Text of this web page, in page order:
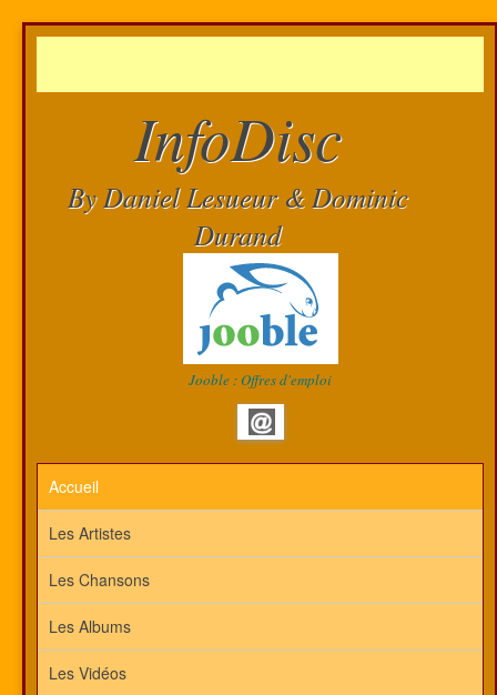
InfoDisc
By Daniel Lesueur & Dominic
Durand
Jooble : Offres d'emploi
Accueil
Les Artistes
Les Chansons
Les Albums
Les Vidéos